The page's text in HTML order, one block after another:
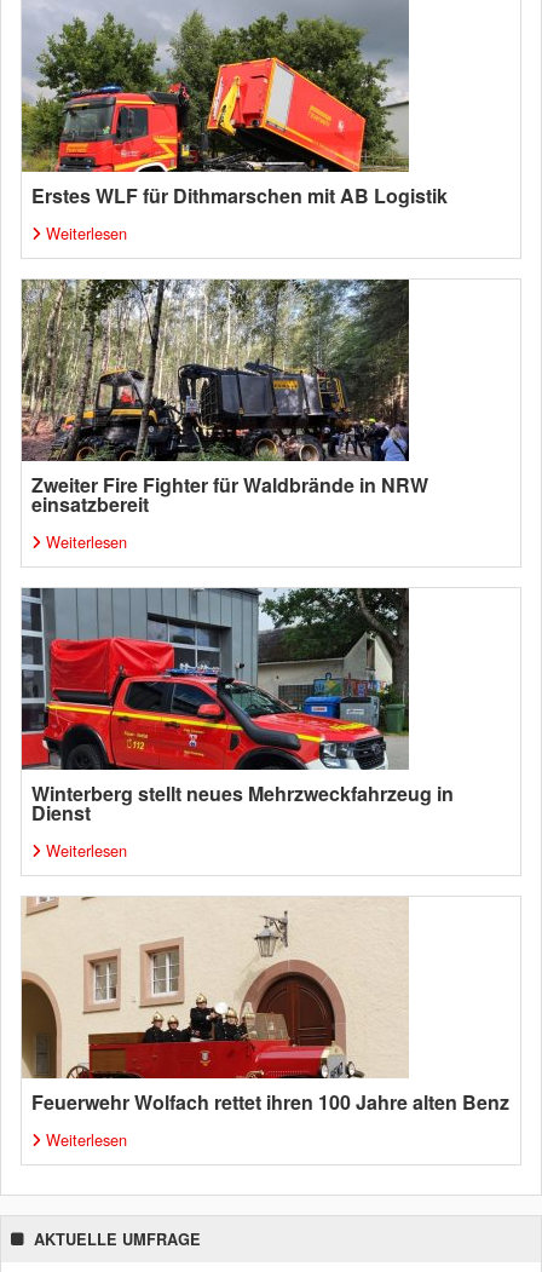
Erstes WLF für Dithmarschen mit AB Logistik
Weiterlesen
Zweiter Fire Fighter für Waldbrände in NRW
einsatzbereit
Weiterlesen
Winterberg stellt neues Mehrzweckfahrzeug in
Dienst
Weiterlesen
Feuerwehr Wolfach rettet ihren 100 Jahre alten Benz
Weiterlesen
AKTUELLE UMFRAGE